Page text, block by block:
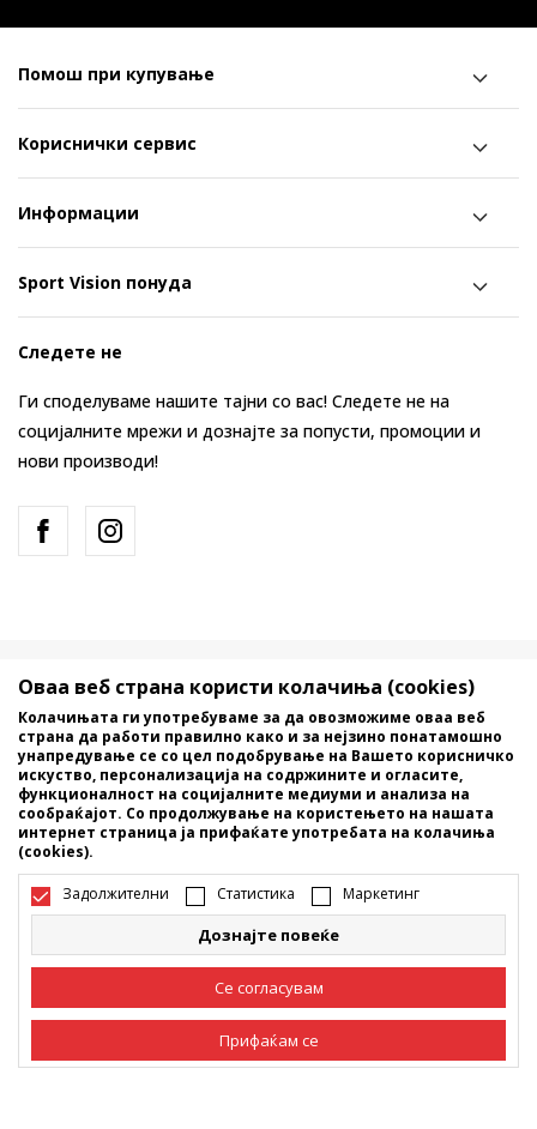
Помош при купување
Кориснички сервис
Информации
Sport Vision понуда
Следете не
Ги споделуваме нашите тајни со вас! Следете не на
социјалните мрежи и дознајте за попусти, промоции и
нови производи!
Македонија Промена
Не е дозволено превземање или користење на содржината од
интернет страните на Sport Vision, делумно или целосно a се
однесува на логоа, трговски марки, комерцијални содржини, ниту
истите да се отстапуваат на трети лица, јавно да се објавуваат или да
се користат за било какви цели, без писмена согласност од БДС.МК
ДООЕЛ.
Настојуваме да бидеме што попрецизни во описот на производот,
фотографијата и самата цена, но не можеме да гарантираме дака
сите информации се комплетни и без грешка. Сите прикажани
производи на сајтот се дел од нашата понуда, но не се подразбира
дека мораат да се достапни во секој момент. Достапноста на
Оваа веб страна користи колачиња (cookies)
Колачињата ги употребуваме за да овозможиме оваа веб
страна да работи правилно како и за нејзино понатамошно
унапредување се со цел подобрување на Вашето корисничко
искуство, персонализација на содржините и огласите,
функционалност на социјалните медиуми и анализа на
сообраќајот. Со продолжување на користењето на нашата
интернет страница ја прифаќате употребата на колачиња
(cookies).
Задолжителни Статистика Маркетинг
Дознајте повеќе
Се согласувам
Прифаќам се